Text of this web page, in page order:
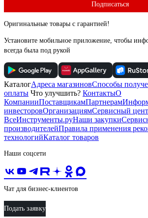
Подписаться
Оригинальные товары с гарантией!
Установите мобильное приложение, чтобы
всегда была под рукой
КаталогАдреса магазиновСпособы
оплаты Что улучшить? КонтактыО
КомпанииПоставщикамПартнерам
инвесторовОрганизациямСервисный
ВсеИнструменты.руНаши закупки
производителейПравила применения
технологийКаталог товаров
Наши соцсети
Чат для бизнес-клиентов
Подать заявку